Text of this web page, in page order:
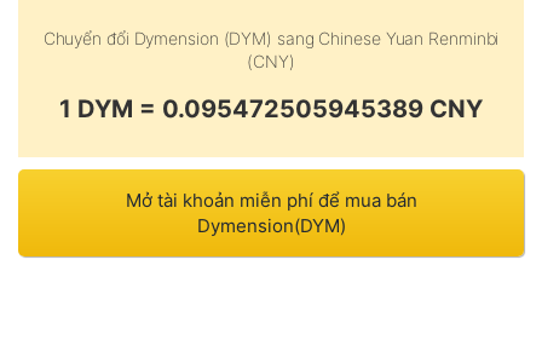
Chuyển đổi Dymension (DYM) sang Chinese Yuan Renminbi
(CNY)
1 DYM = 0.095472505945389 CNY
Mở tài khoản miễn phí để mua bán
Dymension(DYM)